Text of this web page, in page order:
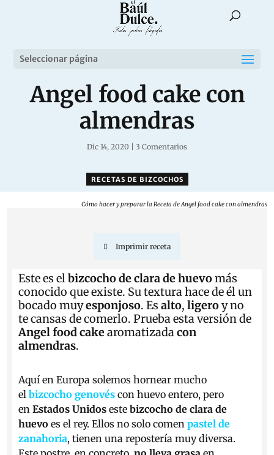
Seleccionar página
Angel food cake con
almendras
Dic 14, 2020 3 Comentarios
RECETAS DE BIZCOCHOS
Cómo hacer y preparar la Receta de Angel food cake con almendras
Imprimir receta
Este es elbizcocho de clara de huevomás
conocido que existe. Su textura hace de él un
bocado muyesponjoso. Esalto,ligeroy no
te cansas de comerlo. Prueba esta versión de
Angel food cakearomatizadacon
almendras.
Aquí en Europa solemos hornear mucho
elbizcocho genovés con huevo entero, pero
enEstados Unidos estebizcocho de clara de
huevo es el rey. Ellos no solo comenpastel de
zanahoria, tienen una repostería muy diversa.